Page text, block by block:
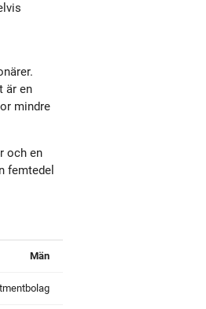
är en
mindre
och en
femtedel
Män